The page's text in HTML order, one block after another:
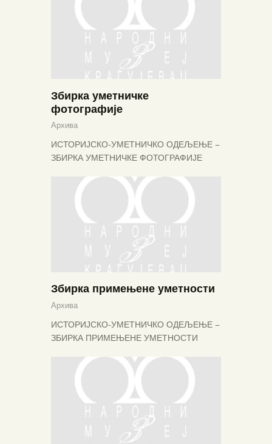
Збирка уметничке
фотографије
Архива
ИСТОРИЈСКО-УМЕТНИЧКО ОДЕЉЕЊЕ –
ЗБИРКА УМЕТНИЧКЕ ФОТОГРАФИЈЕ
Збирка примењене уметности
Архива
ИСТОРИЈСКО-УМЕТНИЧКО ОДЕЉЕЊЕ –
ЗБИРКА ПРИМЕЊЕНЕ УМЕТНОСТИ